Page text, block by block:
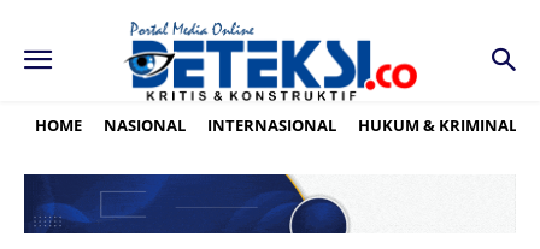
HOME NASIONAL INTERNASIONAL HUKUM & KRIMINAL